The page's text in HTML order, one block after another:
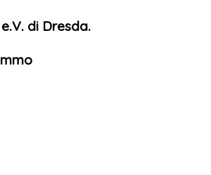
di Dresda.